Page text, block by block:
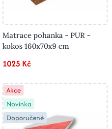
Matrace pohanka - PUR -
kokos 160x70x9 cm
1025 Kč
Akce
Novinka
Doporučené